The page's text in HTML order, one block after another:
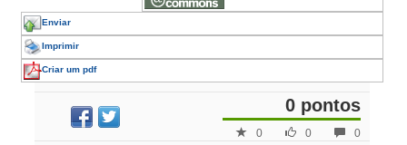
Enviar
Imprimir
Criar um pdf
0 pontos
0
0
0